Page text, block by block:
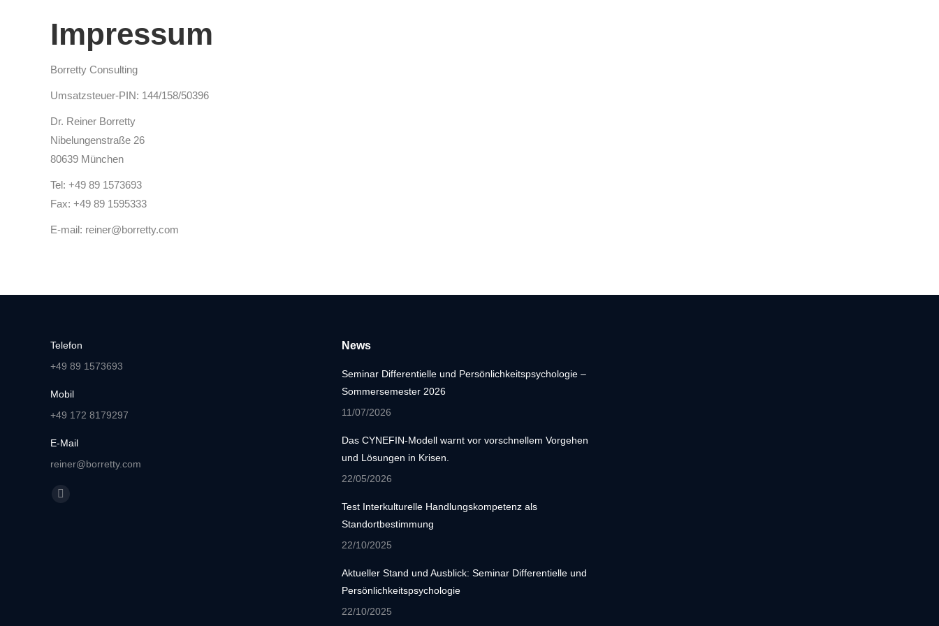
Impressum
Borretty Consulting
Umsatzsteuer-PIN: 144/158/50396
Dr. Reiner Borretty
Nibelungenstraße 26
80639 München
Tel: +49 89 1573693
Fax: +49 89 1595333
E-mail: reiner@borretty.com
Telefon
+49 89 1573693
Mobil
+49 172 8179297
E-Mail
reiner@borretty.com
Finden Sie uns auf:
News
Seminar Differentielle und Persönlichkeitspsychologie –
Sommersemester 2026
11/07/2026
Das CYNEFIN-Modell warnt vor vorschnellem Vorgehen
und Lösungen in Krisen.
22/05/2026
Test Interkulturelle Handlungskompetenz als
Standortbestimmung
22/10/2025
Aktueller Stand und Ausblick: Seminar Differentielle und
Persönlichkeitspsychologie
22/10/2025